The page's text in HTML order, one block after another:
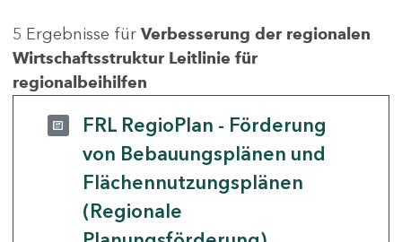
5 Ergebnisse für Verbesserung der regionalen
Wirtschaftsstruktur Leitlinie für
regionalbeihilfen
FRL RegioPlan - Förderung
von Bebauungsplänen und
Flächennutzungsplänen
(Regionale